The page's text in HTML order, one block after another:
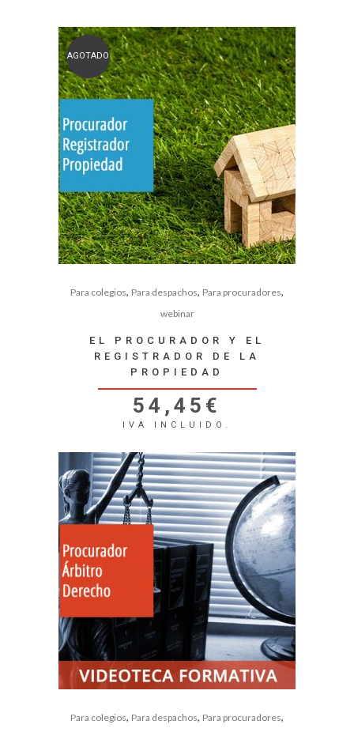
AGOTADO
Para colegios, Para despachos, Para procuradores,
webinar
EL PROCURADOR Y EL
REGISTRADOR DE LA
PROPIEDAD
54,45 €
IVA INCLUIDO.
Para colegios, Para despachos, Para procuradores,